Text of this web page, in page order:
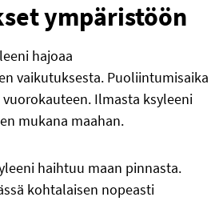
ympäristöön
hajoaa
vaikutuksesta. Puoliintumisaika
Ilmasta ksyleeni
mukana maahan.
haihtuu maan pinnasta.
kohtalaisen nopeasti